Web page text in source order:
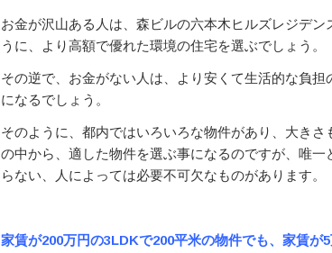
お金が沢山ある人は、森ビルの六本木ヒルズレジデン
うに、より高額で優れた環境の住宅を選ぶでしょう。
その逆で、お金がない人は、より安くて生活的な負
になるでしょう。
そのように、都内ではいろいろな物件があり、大き
の中から、適した物件を選ぶ事になるのですが、唯
らない、人によっては必要不可欠なものがあります。
家賃が200万円の3LDKで200平米の物件でも、家賃が